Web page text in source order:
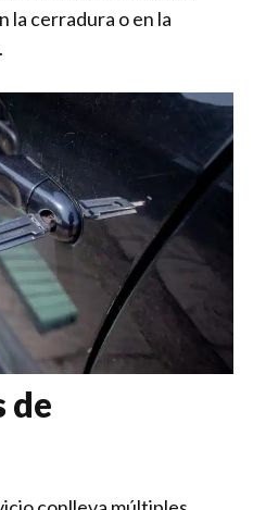
la cerradura o en la
de